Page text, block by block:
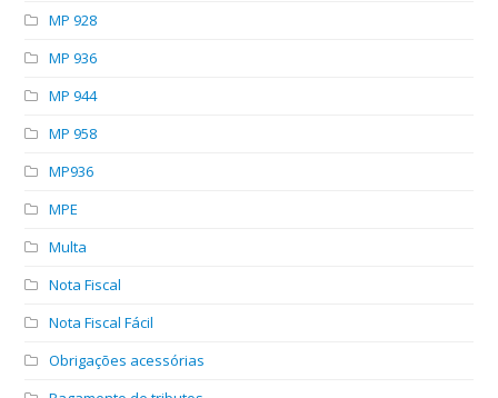
MP 928
MP 936
MP 944
MP 958
MP936
MPE
Multa
Nota Fiscal
Nota Fiscal Fácil
Obrigações acessórias